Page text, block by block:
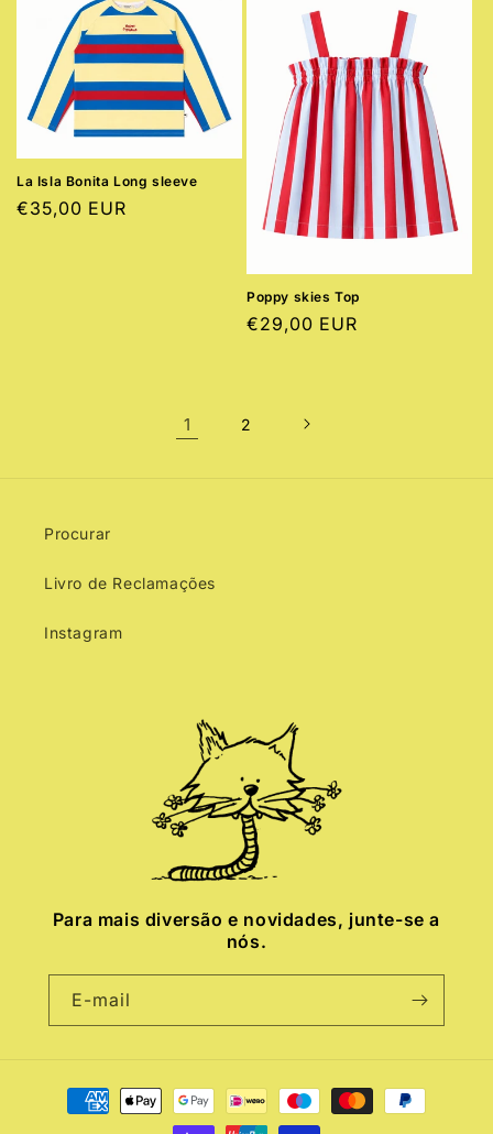
La Isla Bonita Long sleeve
Preço
€35,00 EUR
Poppy skies Top
Preço
€29,00 EUR
1 2
Procurar
Livro de Reclamações
Instagram
Para mais diversão e novidades, junte-se a
nós.
E-mail
Métodos